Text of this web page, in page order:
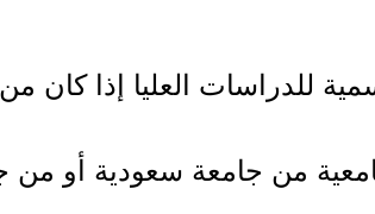
للدراسات العليا إذا كان
من جامعة سعودية أو